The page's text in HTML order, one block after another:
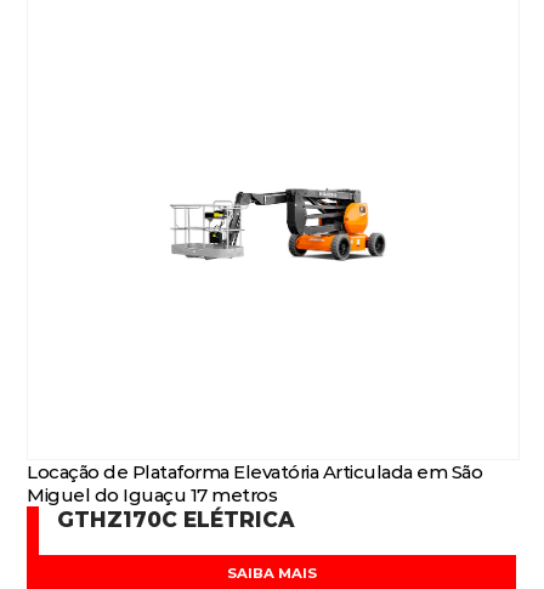
Locação de Plataforma Elevatória Articulada em São
Miguel do Iguaçu 17 metros
GTHZ170C ELÉTRICA
SAIBA MAIS